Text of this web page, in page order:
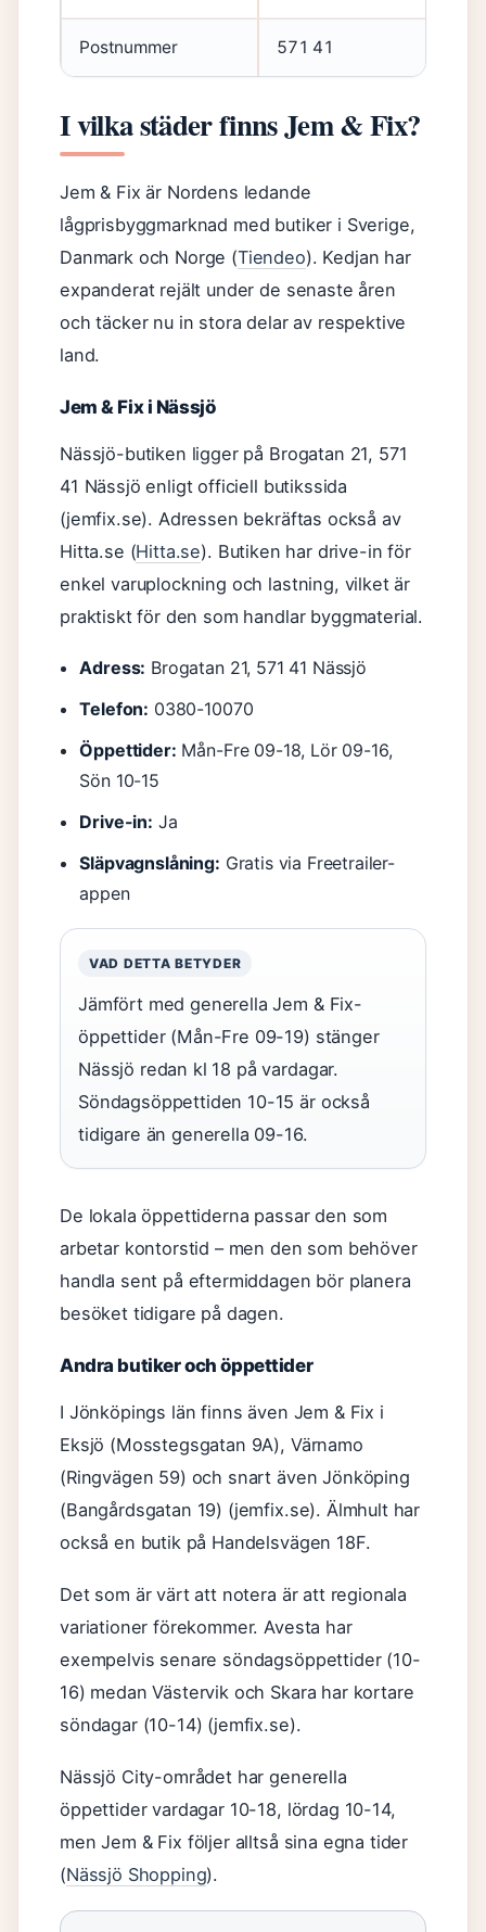
Postnummer 571 41
I vilka städer finns Jem & Fix?
Jem & Fix är Nordens ledande
lågprisbyggmarknad med butiker i Sverige,
Danmark och Norge (Tiendeo). Kedjan har
expanderat rejält under de senaste åren
och täcker nu in stora delar av respektive
land.
Jem & Fix i Nässjö
Nässjö-butiken ligger på Brogatan 21, 571
41 Nässjö enligt officiell butikssida
(jemfix.se). Adressen bekräftas också av
Hitta.se (Hitta.se). Butiken har drive-in för
enkel varuplockning och lastning, vilket är
praktiskt för den som handlar byggmaterial.
Adress: Brogatan 21, 571 41 Nässjö
Telefon: 0380-10070
Öppettider: Mån-Fre 09-18, Lör 09-16,
Sön 10-15
Drive-in: Ja
Släpvagnslåning: Gratis via Freetrailer-
appen
VAD DETTA BETYDER
Jämfört med generella Jem & Fix-
öppettider (Mån-Fre 09-19) stänger
Nässjö redan kl 18 på vardagar.
Söndagsöppettiden 10-15 är också
tidigare än generella 09-16.
De lokala öppettiderna passar den som
arbetar kontorstid – men den som behöver
handla sent på eftermiddagen bör planera
besöket tidigare på dagen.
Andra butiker och öppettider
I Jönköpings län finns även Jem & Fix i
Eksjö (Mosstegsgatan 9A), Värnamo
(Ringvägen 59) och snart även Jönköping
(Bangårdsgatan 19) (jemfix.se). Älmhult har
också en butik på Handelsvägen 18F.
Det som är värt att notera är att regionala
variationer förekommer. Avesta har
exempelvis senare söndagsöppettider (10-
16) medan Västervik och Skara har kortare
söndagar (10-14) (jemfix.se).
Nässjö City-området har generella
öppettider vardagar 10-18, lördag 10-14,
men Jem & Fix följer alltså sina egna tider
(Nässjö Shopping).